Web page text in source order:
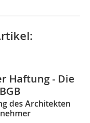
Haftung - Die
des Architekten